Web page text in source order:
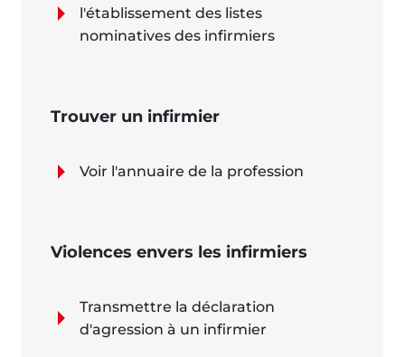
l'établissement des listes
nominatives des infirmiers
Trouver un infirmier
Voir l'annuaire de la profession
Violences envers les infirmiers
Transmettre la déclaration
d'agression à un infirmier